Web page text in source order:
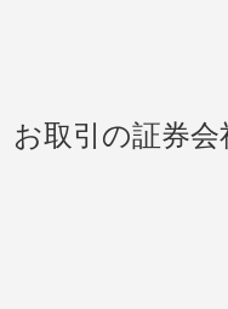
お取引の証券